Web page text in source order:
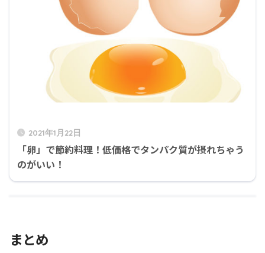
2021年1月22日
「卵」で節約料理！低価格でタンパク質が摂れちゃう
のがいい！
まとめ